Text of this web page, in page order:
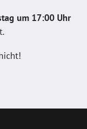
um 17:00 Uhr